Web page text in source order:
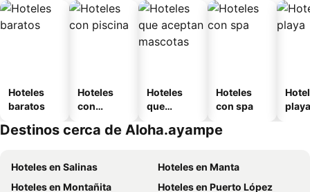
Hoteles
baratos
Hoteles
con
Hoteles
que
mascotas
Hoteles
con spa
playa
Destinos cerca de Aloha.ayampe
Hoteles en Salinas
Hoteles en Manta
Hoteles en Montañita
Hoteles en Puerto López